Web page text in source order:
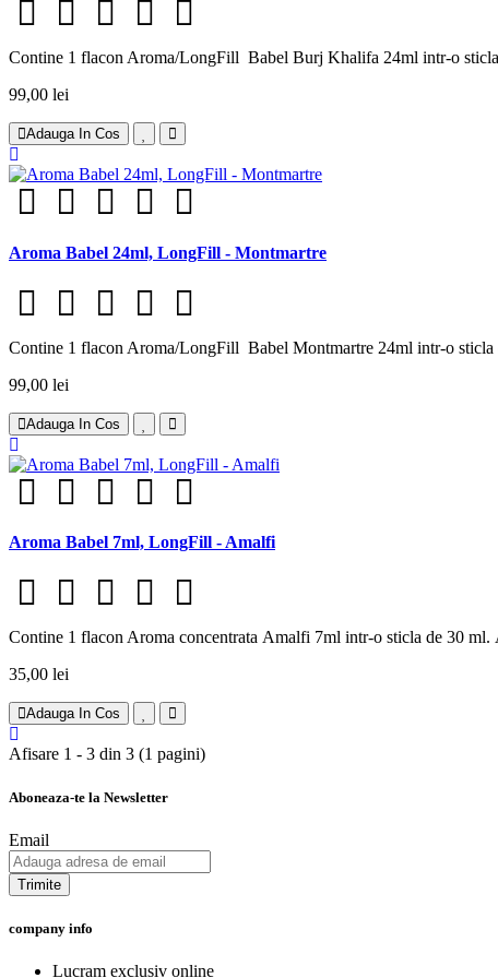
Contine 1 flacon Aroma/LongFill Babel Burj Khalifa 24ml intr-o
99,00 lei
Adauga In Cos
Aroma Babel 24ml, LongFill - Montmartre
Contine 1 flacon Aroma/LongFill Babel Montmartre 24ml intr-o sticla
99,00 lei
Adauga In Cos
Aroma Babel 7ml, LongFill - Amalfi
Contine 1 flacon Aroma concentrata Amalfi 7ml intr-o sticla de 30
35,00 lei
Adauga In Cos
Afisare 1 - 3 din 3 (1 pagini)
Aboneaza-te la Newsletter
Email
Trimite
company info
Lucram exclusiv online